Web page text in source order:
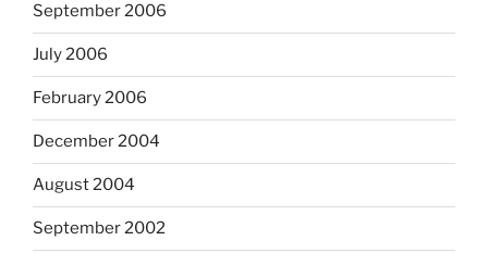
September 2006
July 2006
February 2006
December 2004
August 2004
September 2002